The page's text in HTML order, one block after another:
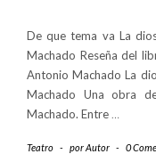
De que tema va La
Machado Reseña del
Antonio Machado La
Machado Una obra
Machado. Entre …
Teatro - porAutor - 0